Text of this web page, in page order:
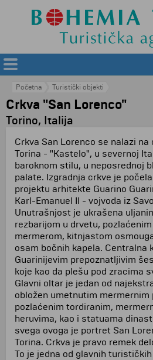
Početna Turistički objekti
Crkva "San Lorenco"
Torino, Italija
Crkva San Lorenco se nalazi
Torina - "Kastelo", u severnoj
baroknom stilu, u neposrednoj
palate. Izgradnja crkve je
projektu arhitekte Guarino
Karl-Emanuel II - vojvoda iz
Unutrašnjost je ukrašena
rezbarijom u drvetu,
mermerom, kitnjastom
osam bočnih kapela. Centralna
Guarinijevim prepoznatljivim
koje kao da plešu pod zracima
Glavni oltar je jedan od
obložen umetnutim mermernim
pozlaćenim tordiranim,
heruvima, kao i statuama
svega ovoga je portret San
Torina. Crkva je pravo remek
To je jedna od glavnih